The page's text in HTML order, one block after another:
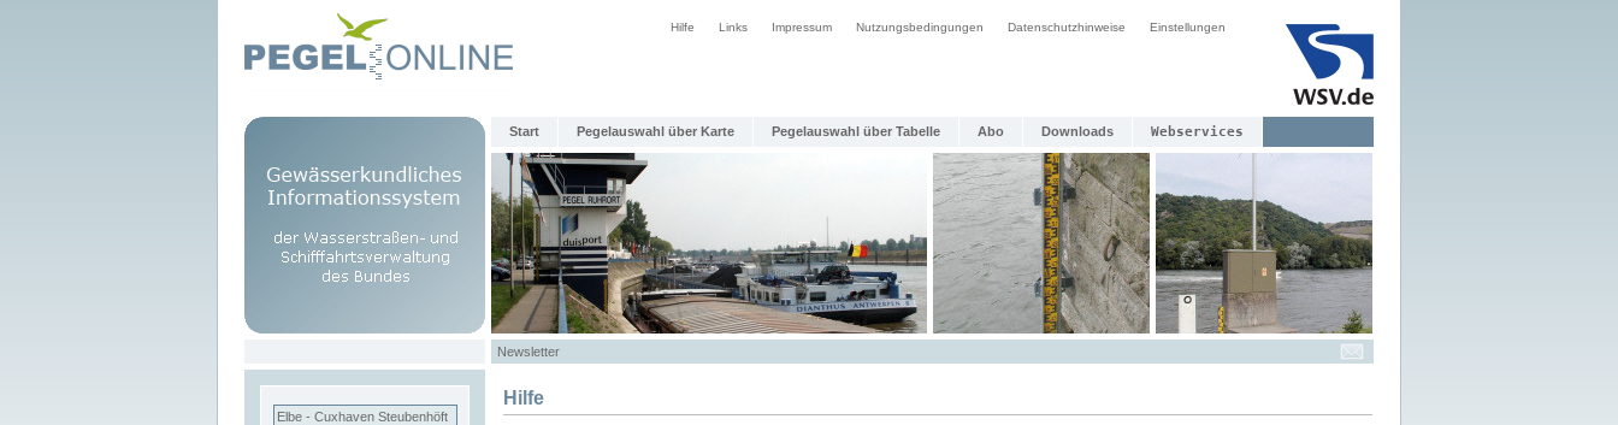
Hilfe Links Impressum Nutzungsbedingungen Datenschutzhinweise Einstellungen
Start Pegelauswahl über Karte Pegelauswahl über Tabelle Abo Downloads Webservices
Newsletter
Elbe - Cuxhaven Steubenhöft
Hilfe